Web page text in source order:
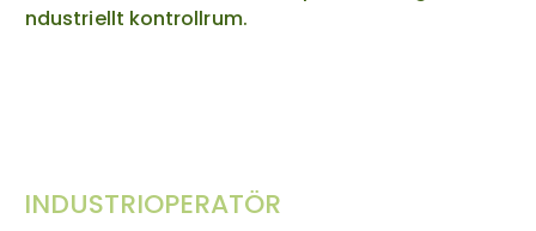
INDUSTRIOPERATÖR